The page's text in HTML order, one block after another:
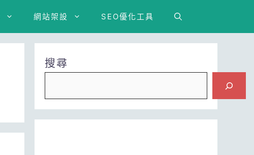
網站架設 SEO優化工具
搜尋